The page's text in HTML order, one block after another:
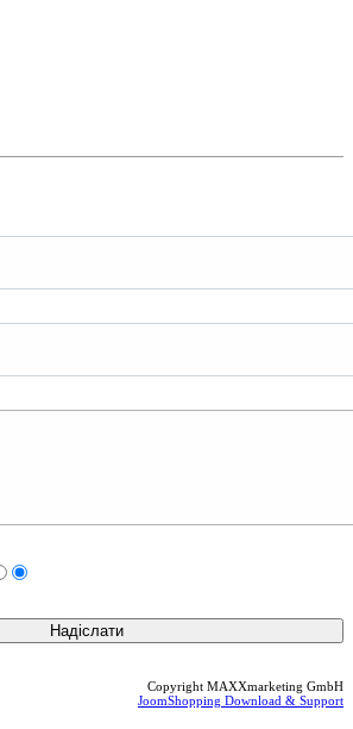
Copyright MAXXmarketing GmbH
JoomShopping Download & Support